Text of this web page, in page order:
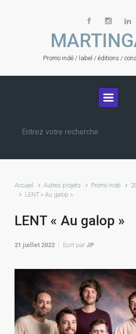
Promo indé / label / éditions /
Accueil Autres projets Promo indé
LENT « Au galop »
LENT « Au galop »
21 juillet 2022 Ecrit par JP